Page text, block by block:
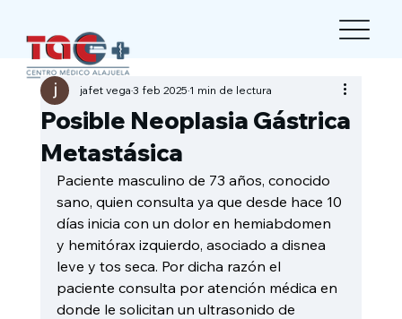
Posible Neoplasia Gástrica
Metastásica
jafet vega3 feb 20251 min de lectura
Paciente masculino de 73 años, conocido
sano, quien consulta ya que desde hace 10
días inicia con un dolor en hemiabdomen
y hemitórax izquierdo, asociado a disnea
leve y tos seca. Por dicha razón el
paciente consulta por atención médica en
donde le solicitan un ultrasonido de